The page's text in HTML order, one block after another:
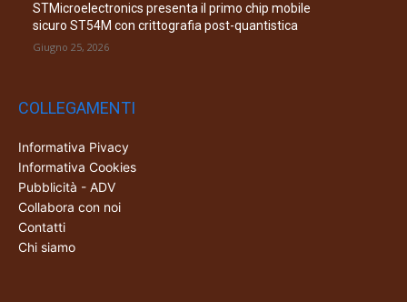
STMicroelectronics presenta il primo chip mobile
sicuro ST54M con crittografia post-quantistica
Giugno 25, 2026
COLLEGAMENTI
Informativa Pivacy
Informativa Cookies
Pubblicità - ADV
Collabora con noi
Contatti
Chi siamo